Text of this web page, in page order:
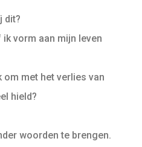
dit?
vorm aan mijn leven
ziekte?
het verlies van
hield?
woorden te brengen.